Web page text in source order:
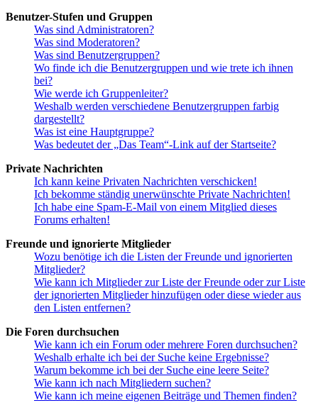
Benutzer-Stufen und Gruppen
Was sind Administratoren?
Was sind Moderatoren?
Was sind Benutzergruppen?
Wo finde ich die Benutzergruppen und wie trete ich ihnen
bei?
Wie werde ich Gruppenleiter?
Weshalb werden verschiedene Benutzergruppen farbig
dargestellt?
Was ist eine Hauptgruppe?
Was bedeutet der „Das Team“-Link auf der Startseite?
Private Nachrichten
Ich kann keine Privaten Nachrichten verschicken!
Ich bekomme ständig unerwünschte Private Nachrichten!
Ich habe eine Spam-E-Mail von einem Mitglied dieses
Forums erhalten!
Freunde und ignorierte Mitglieder
Wozu benötige ich die Listen der Freunde und ignorierten
Mitglieder?
Wie kann ich Mitglieder zur Liste der Freunde oder zur Liste
der ignorierten Mitglieder hinzufügen oder diese wieder aus
den Listen entfernen?
Die Foren durchsuchen
Wie kann ich ein Forum oder mehrere Foren durchsuchen?
Weshalb erhalte ich bei der Suche keine Ergebnisse?
Warum bekomme ich bei der Suche eine leere Seite?
Wie kann ich nach Mitgliedern suchen?
Wie kann ich meine eigenen Beiträge und Themen finden?